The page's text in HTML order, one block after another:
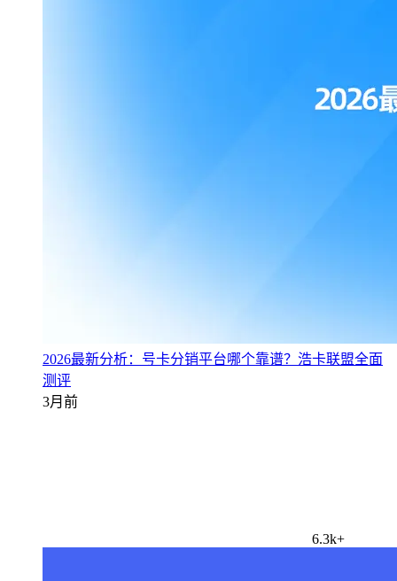
2026最新分析：号卡分销平台哪个靠谱？浩卡联盟全面
测评
3月前
6.3k+